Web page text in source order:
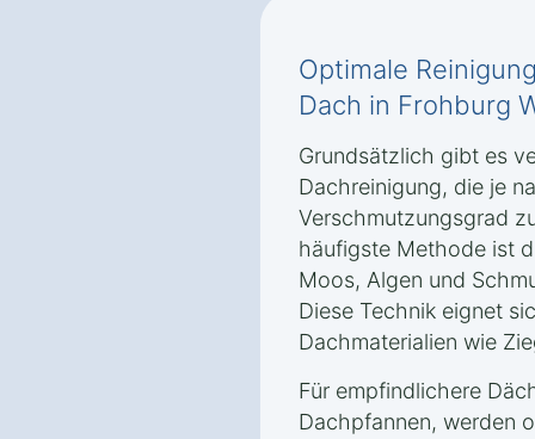
Optimale
Dach in Frohburg
Grundsätzlich gibt es
Dachreinigung, die je
Verschmutzungsgrad
häufigste Methode ist
Moos, Algen und
Diese Technik eignet
Dachmaterialien wie
Für empfindlichere
Dachpfannen, werden